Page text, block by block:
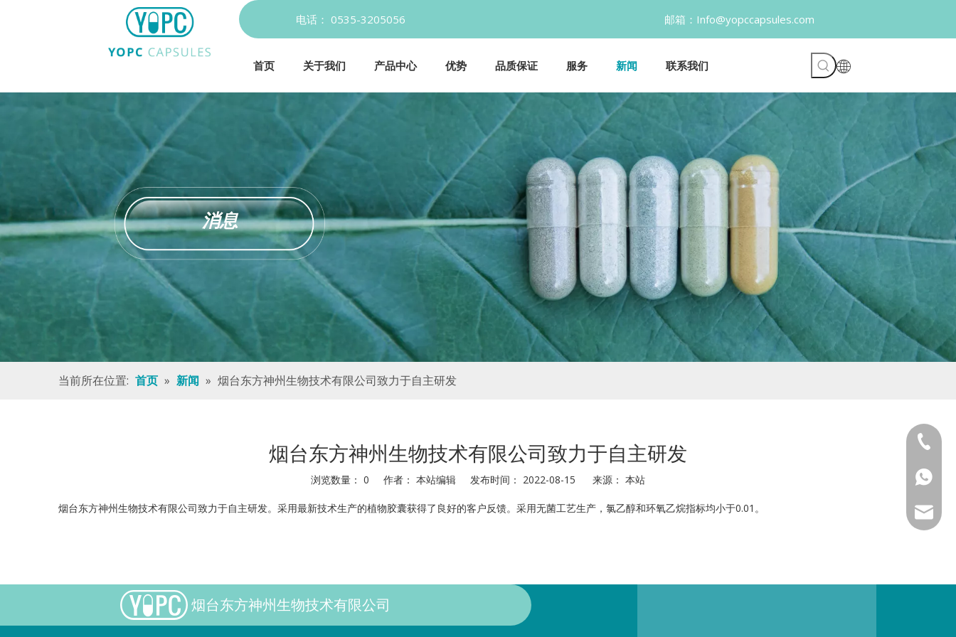
电话： 0535-3205056 邮箱：Info@yopccapsules.com
首页 关于我们 产品中心 优势 品质保证 服务 新闻 联系我们
消息
当前所在位置: 首页 » 新闻 » 烟台东方神州生物技术有限公司致力于自主研发
烟台东方神州生物技术有限公司致力于自主研发
浏览数量： 0 作者： 本站编辑 发布时间： 2022-08-15 来源： 本站
烟台东方神州生物技术有限公司致力于自主研发。采用最新技术生产的植物胶囊获得了良好的客户反馈。采用无菌工艺生产，氯乙醇和环氧乙烷指标均小于0.01。
烟台东方神州生物技术有限公司